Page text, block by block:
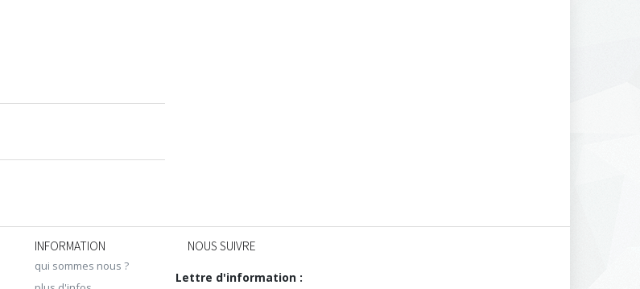
INFORMATION
qui sommes nous ?
NOUS SUIVRE
Lettre d'information :